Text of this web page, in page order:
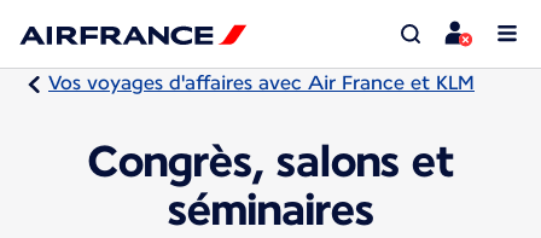
Vos voyages d'affaires avec Air France et KLM
Congrès, salons et
séminaires